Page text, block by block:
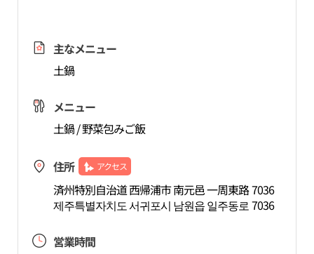
主なメニュー
土鍋
メニュー
土鍋 / 野菜包みご飯
住所 アクセス
済州特別自治道 西帰浦市 南元邑 一周東路 7036
제주특별자치도 서귀포시 남원읍 일주동로 7036
営業時間